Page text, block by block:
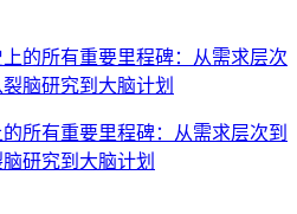
所有重要里程碑：从需求层次到
研究到大脑计划